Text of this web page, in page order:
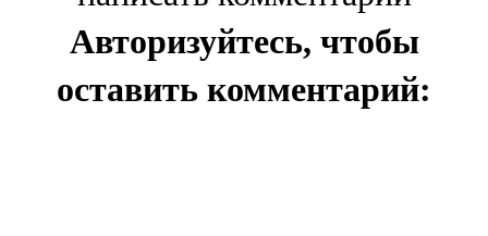
Авторизуйтесь, чтобы
оставить комментарий: